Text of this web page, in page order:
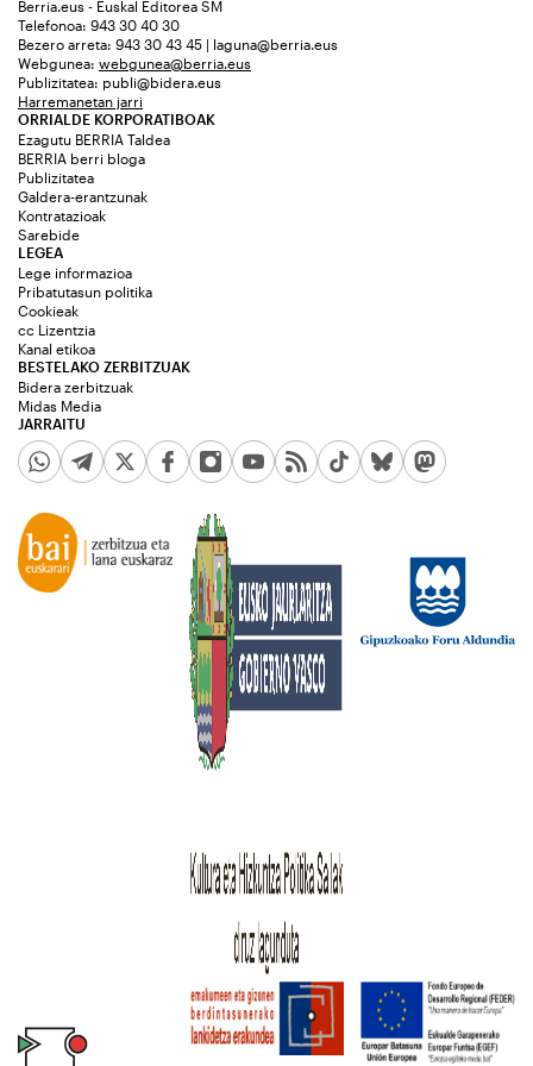
Berria.eus - Euskal Editorea SM
Telefonoa: 943 30 40 30
Bezero arreta: 943 30 43 45 | laguna@berria.eus
Webgunea: webgunea@berria.eus
Publizitatea: publi@bidera.eus
Harremanetan jarri
ORRIALDE KORPORATIBOAK
Ezagutu BERRIA Taldea
BERRIA berri bloga
Publizitatea
Galdera-erantzunak
Kontratazioak
Sarebide
JARRAITU
LEGEA
Lege informazioa
Pribatutasun politika
Cookieak
cc Lizentzia
Kanal etikoa
BESTELAKO ZERBITZUAK
Bidera zerbitzuak
Midas Media